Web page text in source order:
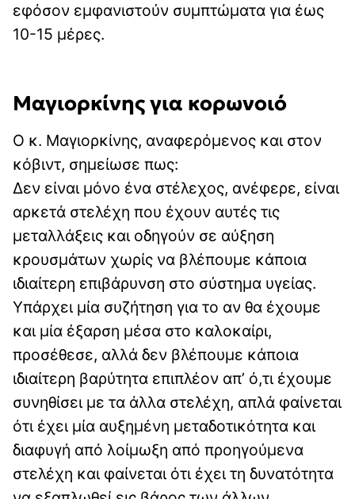
εφόσον εμφανιστούν συμπτώματα για έως
10-15 μέρες.
Μαγιορκίνης για κορωνοιό
Ο κ. Μαγιορκίνης, αναφερόμενος και στον
κόβιντ, σημείωσε πως:
Δεν είναι μόνο ένα στέλεχος, ανέφερε, είναι
αρκετά στελέχη που έχουν αυτές τις
μεταλλάξεις και οδηγούν σε αύξηση
κρουσμάτων χωρίς να βλέπουμε κάποια
ιδιαίτερη επιβάρυνση στο σύστημα υγείας.
Υπάρχει μία συζήτηση για το αν θα έχουμε
και μία έξαρση μέσα στο καλοκαίρι,
προσέθεσε, αλλά δεν βλέπουμε κάποια
ιδιαίτερη βαρύτητα επιπλέον απ’ ό,τι έχουμε
συνηθίσει με τα άλλα στελέχη, απλά φαίνεται
ότι έχει μία αυξημένη μεταδοτικότητα και
διαφυγή από λοίμωξη από προηγούμενα
στελέχη και φαίνεται ότι έχει τη δυνατότητα